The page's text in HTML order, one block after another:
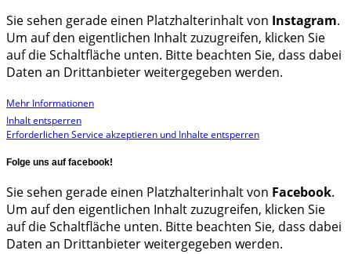
Sie sehen gerade einen Platzhalterinhalt von Instagram.
Um auf den eigentlichen Inhalt zuzugreifen, klicken Sie
auf die Schaltfläche unten. Bitte beachten Sie, dass dabei
Daten an Drittanbieter weitergegeben werden.
Mehr Informationen
Inhalt entsperren
Erforderlichen Service akzeptieren und Inhalte entsperren
Folge uns auf facebook!
Sie sehen gerade einen Platzhalterinhalt von Facebook.
Um auf den eigentlichen Inhalt zuzugreifen, klicken Sie
auf die Schaltfläche unten. Bitte beachten Sie, dass dabei
Daten an Drittanbieter weitergegeben werden.